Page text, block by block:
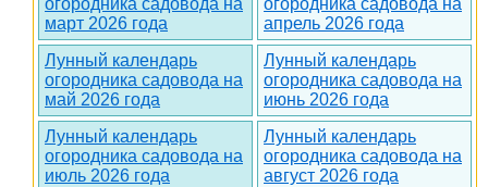
март 2026 года
апрель 2026 года
Лунный календарь
огородника садовода на
май 2026 года
Лунный календарь
огородника садовода на
июнь 2026 года
Лунный календарь
огородника садовода на
июль 2026 года
Лунный календарь
огородника садовода на
август 2026 года